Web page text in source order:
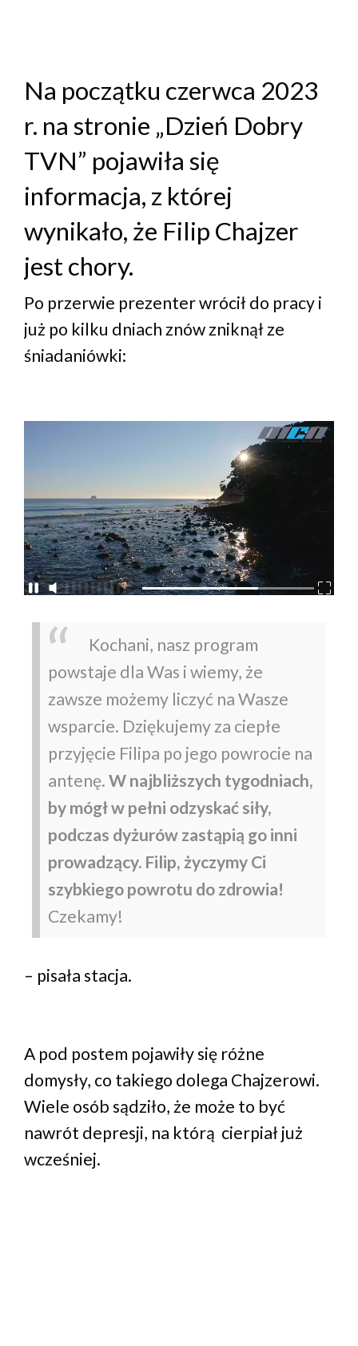
Na początku czerwca 2023
r. na stronie „Dzień Dobry
TVN” pojawiła się
informacja, z której
wynikało, że Filip Chajzer
jest chory.
Po przerwie prezenter wrócił do pracy i
już po kilku dniach znów zniknął ze
śniadaniówki:
Kochani, nasz program
powstaje dla Was i wiemy, że
zawsze możemy liczyć na Wasze
wsparcie. Dziękujemy za ciepłe
przyjęcie Filipa po jego powrocie na
antenę.W najbliższych tygodniach,
by mógł w pełni odzyskać siły,
podczas dyżurów zastąpią go inni
prowadzący. Filip, życzymy Ci
szybkiego powrotu do zdrowia!
Czekamy!
– pisała stacja.
A pod postem pojawiły się różne
domysły, co takiego dolega Chajzerowi.
Wiele osób sądziło, że może to być
nawrót depresji, na którą cierpiał już
wcześniej.